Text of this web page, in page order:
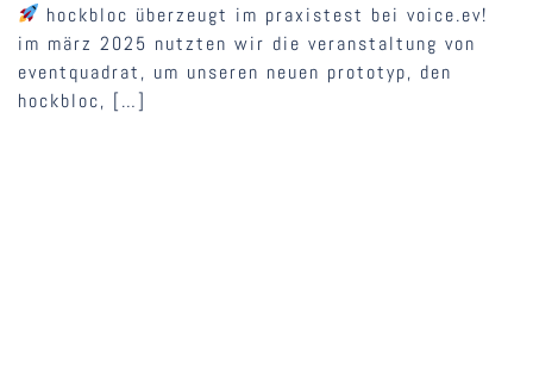
hockbloc überzeugt im praxistest bei voice.ev!
im märz 2025 nutzten wir die veranstaltung von
eventquadrat, um unseren neuen prototyp, den
hockbloc, […]